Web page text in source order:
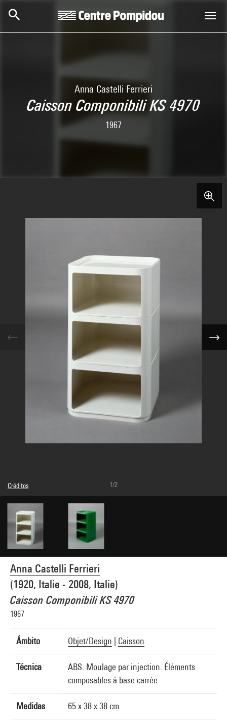
Anna Castelli Ferrieri
Caisson Componibili KS 4970
1967
Anna Castelli Ferrieri
(1920, Italie - 2008, Italie)
Caisson Componibili KS 4970
1967
Ámbito Objet/Design Caisson
Técnica
ABS. Moulage par injection. Éléments
composables à base carrée
Medidas 65 x 38 x 38 cm
Créditos
© droits réservés
Créditos fotográficos : Centre Pompidou, MNAM-CCI/Jean-Claude Planchet/Dist.
GrandPalaisRmn
Referencia de la imagen : 4R05929 [2000 CX 6210]
1/2